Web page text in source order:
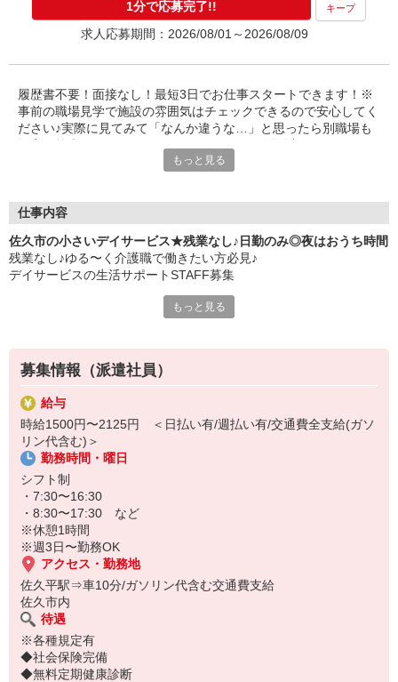
1分で応募完了!! キープ
求人応募期間：2026/08/01～2026/08/09
履歴書不要！面接なし！最短3日でお仕事スタートできます！※
事前の職場見学で施設の雰囲気はチェックできるので安心してく
ださい♪実際に見てみて「なんか違うな…」と思ったら別職場も
もっと見る
仕事内容
佐久市の小さいデイサービス★残業なし♪日勤のみ◎夜はおうち時間
残業なし♪ゆる〜く介護職で働きたい方必見♪
デイサービスの生活サポートSTAFF募集
〜ご利用者様のサポート業務〜
運転ができる方は送迎もお願いします。
夜勤なしの日勤のみなので家庭との両立もしやすく、主婦（夫）さ
んやブランク明けの方も安心◎
人間関係が穏やかで、働きやすさに定評あり！
「いきなり常勤は不安…」そんな方もまずは派遣でお試し！
もっと見る
募集情報（派遣社員）
給与
時給1500円〜2125円 ＜日払い有/週払い有/交通費全支給(ガソ
リン代含む)＞
勤務時間・曜日
シフト制
・7:30〜16:30
・8:30〜17:30 など
※休憩1時間
※週3日〜勤務OK
アクセス・勤務地
佐久平駅⇒車10分/ガソリン代含む交通費支給
佐久市内
待遇
※各種規定有
◆社会保険完備
◆無料定期健康診断